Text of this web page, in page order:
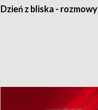
Dzień z bliska - rozmowy